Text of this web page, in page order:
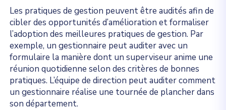
Les pratiques de gestion peuvent être audités afin de
cibler des opportunités d’amélioration et formaliser
l’adoption des meilleures pratiques de gestion. Par
exemple, un gestionnaire peut auditer avec un
formulaire la manière dont un superviseur anime une
réunion quotidienne selon des critères de bonnes
pratiques. L’équipe de direction peut auditer comment
un gestionnaire réalise une tournée de plancher dans
son département.